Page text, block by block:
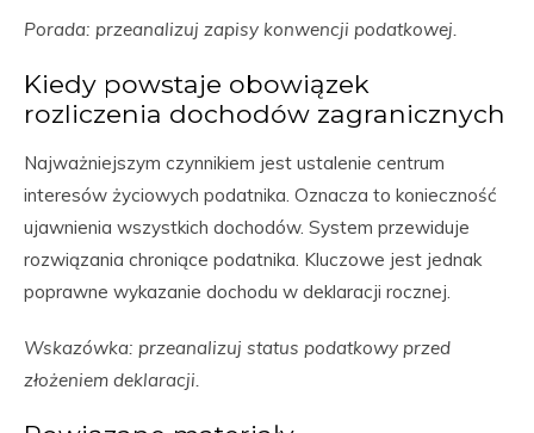
Porada: przeanalizuj zapisy konwencji podatkowej.
Kiedy powstaje obowiązek
rozliczenia dochodów zagranicznych
Najważniejszym czynnikiem jest ustalenie centrum
interesów życiowych podatnika. Oznacza to konieczność
ujawnienia wszystkich dochodów. System przewiduje
rozwiązania chroniące podatnika. Kluczowe jest jednak
poprawne wykazanie dochodu w deklaracji rocznej.
Wskazówka: przeanalizuj status podatkowy przed
złożeniem deklaracji.